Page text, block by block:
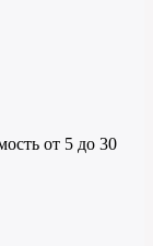
от 5 до 30